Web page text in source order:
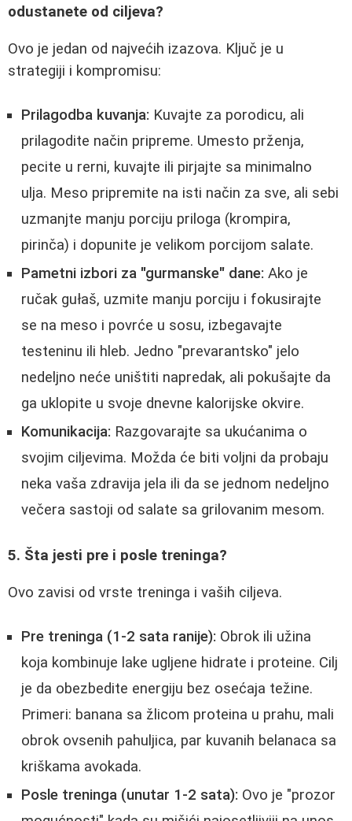
odustanete od ciljeva?
Ovo je jedan od najvećih izazova. Ključ je u
strategiji i kompromisu:
Prilagodba kuvanja: Kuvajte za porodicu, ali
prilagodite način pripreme. Umesto prženja,
pecite u rerni, kuvajte ili pirjajte sa minimalno
ulja. Meso pripremite na isti način za sve, ali sebi
uzmanjte manju porciju priloga (krompira,
pirinča) i dopunite je velikom porcijom salate.
Pametni izbori za "gurmanske" dane: Ako je
ručak gułaš, uzmite manju porciju i fokusirajte
se na meso i povrće u sosu, izbegavajte
testeninu ili hleb. Jedno "prevarantsko" jelo
nedeljno neće uništiti napredak, ali pokušajte da
ga uklopite u svoje dnevne kalorijske okvire.
Komunikacija: Razgovarajte sa ukućanima o
svojim ciljevima. Možda će biti voljni da probaju
neka vaša zdravija jela ili da se jednom nedeljno
večera sastoji od salate sa grilovanim mesom.
5. Šta jesti pre i posle treninga?
Ovo zavisi od vrste treninga i vaših ciljeva.
Pre treninga (1-2 sata ranije): Obrok ili užina
koja kombinuje lake ugljene hidrate i proteine. Cilj
je da obezbedite energiju bez osećaja težine.
Primeri: banana sa žlicom proteina u prahu, mali
obrok ovsenih pahuljica, par kuvanih belanaca sa
kriškama avokada.
Posle treninga (unutar 1-2 sata): Ovo je "prozor